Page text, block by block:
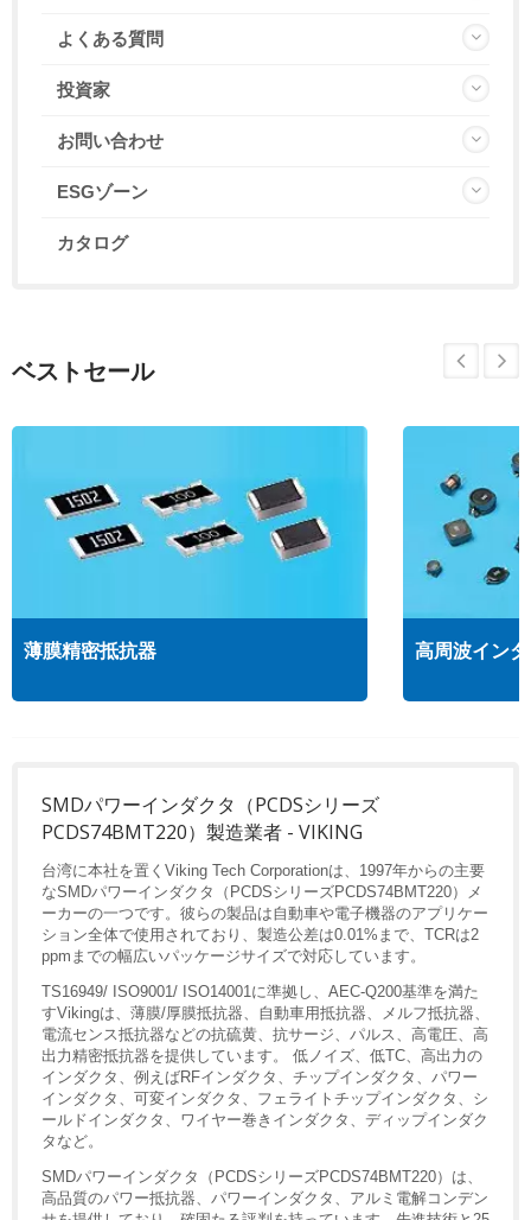
よくある質問
投資家
お問い合わせ
ESGゾーン
カタログ
ベストセール
薄膜精密抵抗器 高周波イン
SMDパワーインダクタ（PCDSシリーズ
PCDS74BMT220）製造業者 - VIKING
台湾に本社を置くViking Tech Corporationは、1997年からの主要
なSMDパワーインダクタ（PCDSシリーズPCDS74BMT220）メ
ーカーの一つです。彼らの製品は自動車や電子機器のアプリケー
ション全体で使用されており、製造公差は0.01%まで、TCRは2
ppmまでの幅広いパッケージサイズで対応しています。
TS16949/ ISO9001/ ISO14001に準拠し、AEC-Q200基準を満た
すVikingは、薄膜/厚膜抵抗器、自動車用抵抗器、メルフ抵抗器、
電流センス抵抗器などの抗硫黄、抗サージ、パルス、高電圧、高
出力精密抵抗器を提供しています。 低ノイズ、低TC、高出力の
インダクタ、例えばRFインダクタ、チップインダクタ、パワー
インダクタ、可変インダクタ、フェライトチップインダクタ、シ
ールドインダクタ、ワイヤー巻きインダクタ、ディップインダク
タなど。
SMDパワーインダクタ（PCDSシリーズPCDS74BMT220）は、
高品質のパワー抵抗器、パワーインダクタ、アルミ電解コンデン